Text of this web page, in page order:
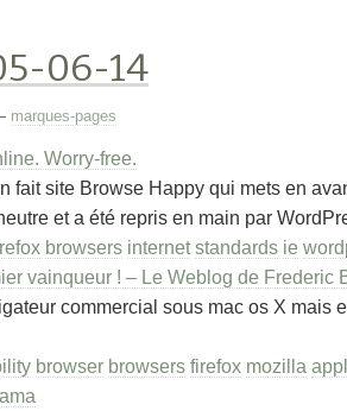
06-14
marques-pages
Worry-free.
fait site Browse Happy qui mets en
et a été repris en main par
browsers internet standards ie
vainqueur ! – Le Weblog de Frederic
commercial sous mac os X mais
browser browsers firefox mozilla